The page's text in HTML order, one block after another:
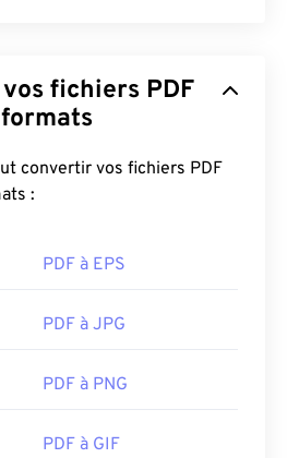
1993
us/en/why-
fichiers PDF
vos fichiers PDF
:
PDF à EPS
PDF à JPG
PDF à PNG
PDF à GIF